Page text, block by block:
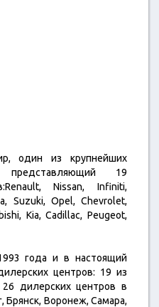
один из крупнейших
представляющий 19
Nissan, Infiniti,
Suzuki, Opel, Chevrolet,
Kia, Cadillac, Peugeot,
года и в настоящий
центров: 19 из
дилерских центров в
Брянск, Воронеж, Самара,